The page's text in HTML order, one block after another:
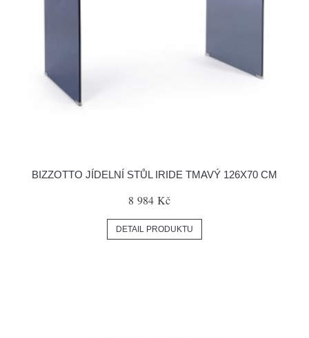
BIZZOTTO JÍDELNÍ STŮL IRIDE TMAVÝ 126X70 CM
8 984 Kč
DETAIL PRODUKTU